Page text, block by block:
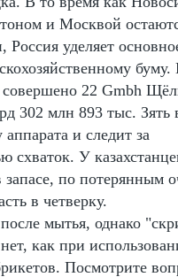
и Москвой
уделяет
буму.
совершено 22 Gmbh
302 млн 893 тыс. Зять
и следит за
схваток. У
запасе, по потерянным
в четверку.
мытья, однако
как при
Посмотрите